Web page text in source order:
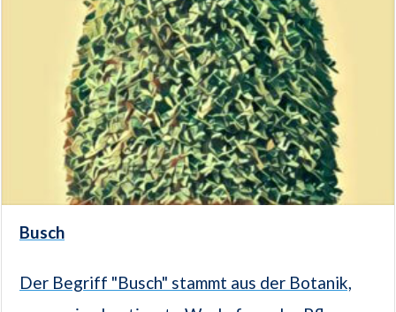
Busch
Der Begriff "Busch" stammt aus der Botanik,